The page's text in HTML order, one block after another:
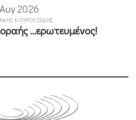
2026
ΚΟΥΡΟΥΖΊΔΗΣ
...ερωτευμένος!